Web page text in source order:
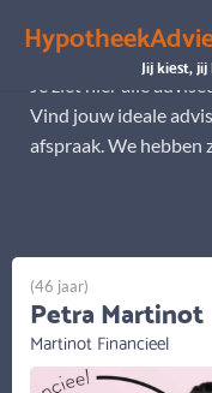
Jij kiest,
Alle
Je ziet hier alle
Vind jouw ideale
afspraak. We hebben
(46 jaar)
Petra Martinot
Martinot Financieel